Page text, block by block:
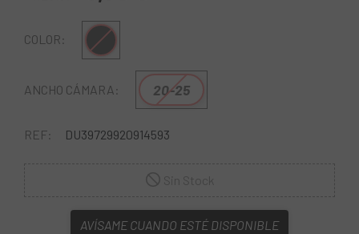
COLOR: Multi
ANCHO CÁMARA: 20-25
REF: DU39729920914593
AVÍSAME CUANDO ESTÉ DISPONIBLE